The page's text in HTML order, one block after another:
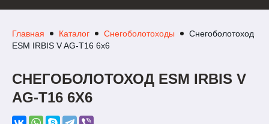
Главная Каталог Снегоболотоходы
Снегоболотоход
ESM IRBIS V AG-T16 6x6
СНЕГОБОЛОТОХОД ESM IRBIS V
AG-T16 6X6